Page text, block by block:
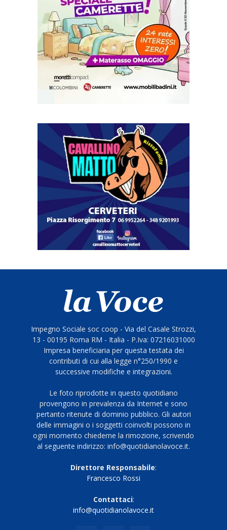
Impegno Sociale soc coop - Via del Casale Strozzi,
13 - 00195 Roma RM - Italia - P.Iva: 07216031000
Impresa beneficiaria per questa testata dei
contributi di cui alla legge n°250/1990 e
successive modifiche e integrazioni.
Le foto riprodotte in questo quotidiano
provengono in prevalenza da Internet e sono
pertanto ritenute di dominio pubblico. Gli autori
delle immagini o i soggetti coinvolti possono in
ogni momento chiederne la rimozione, scrivendo
al seguente indirizzo: info@quotidianolavoce.it.
Direttore Responsabile:
Francesco Rossi
Contattaci:
info@quotidianolavoce.it